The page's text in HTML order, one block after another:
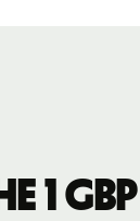
GBP